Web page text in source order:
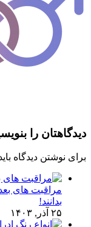
دیدگاهتان را
برای نوشتن دیدگاه
بدانند!
۲۵ آذر, ۱۴۰۳